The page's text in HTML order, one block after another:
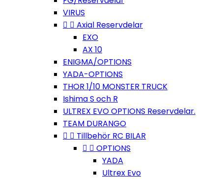
VIRUS
  Axial Reservdelar
EXO
AX 10
ENIGMA/OPTIONS
YADA-OPTIONS
THOR 1/10 MONSTER TRUCK
Ishima S och R
ULTREX EVO OPTIONS Reservdelar.
TEAM DURANGO
  Tillbehör RC BILAR
  OPTIONS
YADA
Ultrex Evo